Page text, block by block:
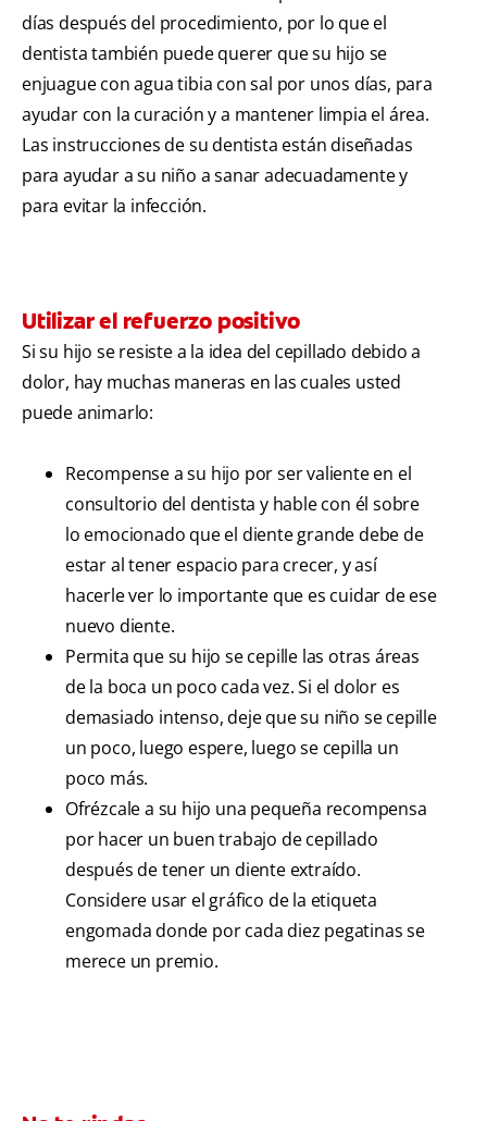
días después del procedimiento, por lo que el
dentista también puede querer que su hijo se
enjuague con agua tibia con sal por unos días, para
ayudar con la curación y a mantener limpia el área.
Las instrucciones de su dentista están diseñadas
para ayudar a su niño a sanar adecuadamente y
para evitar la infección.
Utilizar el refuerzo positivo
Si su hijo se resiste a la idea del cepillado debido a
dolor, hay muchas maneras en las cuales usted
puede animarlo:
Recompense a su hijo por ser valiente en el
consultorio del dentista y hable con él sobre
lo emocionado que el diente grande debe de
estar al tener espacio para crecer, y así
hacerle ver lo importante que es cuidar de ese
nuevo diente.
Permita que su hijo se cepille las otras áreas
de la boca un poco cada vez. Si el dolor es
demasiado intenso, deje que su niño se cepille
un poco, luego espere, luego se cepilla un
poco más.
Ofrézcale a su hijo una pequeña recompensa
por hacer un buen trabajo de cepillado
después de tener un diente extraído.
Considere usar el gráfico de la etiqueta
engomada donde por cada diez pegatinas se
merece un premio.